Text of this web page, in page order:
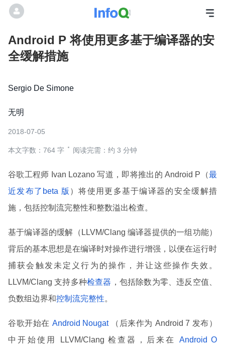
Android P 将使用更多基于编译器的安
全缓解措施
Sergio De Simone
无明
2018-07-05
本文字数：764 字 阅读完需：约 3 分钟
谷歌工程师 Ivan Lozano 写道，即将推出的 Android P（最
近发布了beta 版 ）将使用更多基于编译器的安全缓解措
施，包括控制流完整性和整数溢出检查。
基于编译器的缓解（LLVM/Clang 编译器提供的一组功能）
背后的基本思想是在编译时对操作进行增强，以便在运行时
捕获会触发未定义行为的操作，并让这些操作失效。
LLVM/Clang 支持多种检查器 ，包括除数为零、违反空值、
负数组边界和控制流完整性。
谷歌开始在 Android Nougat
（后来作为 Android 7 发布）
中开始使用 LLVM/Clang 检查器，后来在
Android O